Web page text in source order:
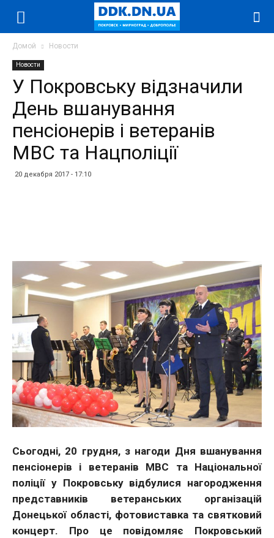
Домой Новости
Новости
У Покровську відзначили
День вшанування
пенсіонерів і ветеранів
МВС та Нацполіції
20 декабря 2017 - 17:10
Сьогодні, 20 грудня, з нагоди Дня вшанування
пенсіонерів і ветеранів МВС та Національної
поліції у Покровську відбулися нагородження
представників ветеранських організацій
Донецької області, фотовиставка та святковий
концерт. Про це повідомляє Покровський